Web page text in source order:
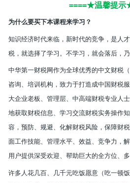
====★温馨提示
为什么要买下本课程来学习？
知识经济时代来临，新时代的竞争，是人
税，就选择了学习。不学习，就会落后，乃
中华第一财税网作为全球优秀的中文财税
咨询、培训机构，致力于打造成中国财税
大企业老板、管理层、中高端财税专业人
地获取财税信息、学习交流财税实务操作
容，预防、规避、化解财税风险，保障财
面工作技能、管理水平、效益、竞争力，
用户提供深受欢迎、帮助巨大的全方位、多
许多人花几百、几千元吃饭愿意（吃一顿